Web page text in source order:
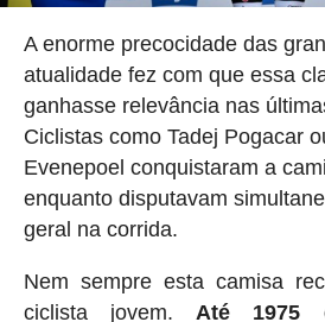
A enorme precocidade das
atualidade fez com que essa
ganhasse relevância nas
Ciclistas como Tadej Pogacar
Evenepoel conquistaram a
enquanto disputavam
geral na corrida.
Nem sempre esta camisa
ciclista jovem.Até 1975